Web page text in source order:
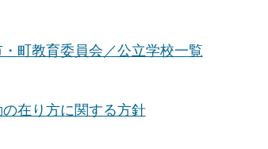
町教育委員会／公立学校一覧
在り方に関する方針